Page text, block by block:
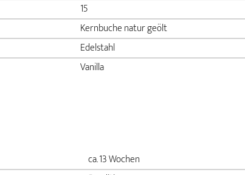
15
Kernbuche natur geölt
Edelstahl
Vanilla
ca. 13 Wochen